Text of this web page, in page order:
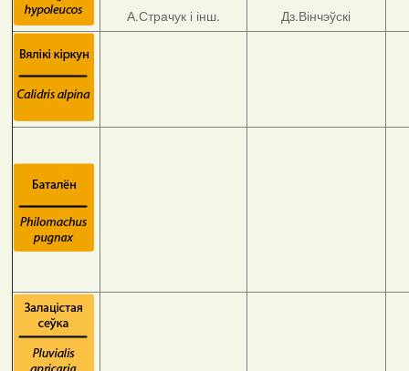
А.Страчук і інш.
Дз.Вінчэўскі